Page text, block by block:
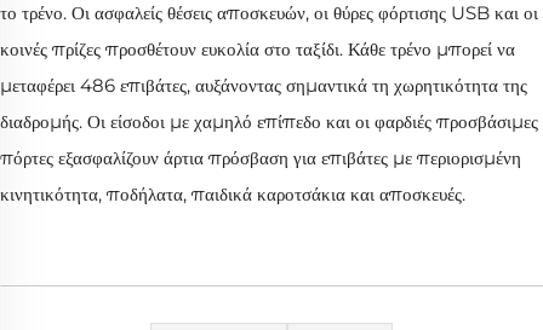
το τρένο. Οι ασφαλείς θέσεις αποσκευών, οι θύρες φόρτισης USB και οι
κοινές πρίζες προσθέτουν ευκολία στο ταξίδι. Κάθε τρένο μπορεί να
μεταφέρει 486 επιβάτες, αυξάνοντας σημαντικά τη χωρητικότητα της
διαδρομής. Οι είσοδοι με χαμηλό επίπεδο και οι φαρδιές προσβάσιμες
πόρτες εξασφαλίζουν άρτια πρόσβαση για επιβάτες με περιορισμένη
κινητικότητα, ποδήλατα, παιδικά καροτσάκια και αποσκευές.